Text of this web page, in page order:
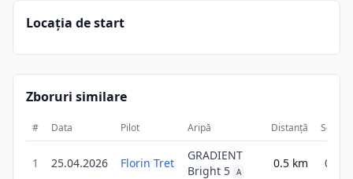
Locația de start
Zboruri similare
# Data Pilot Aripă Distanță Scor
1 25.04.2026 Florin Tret
GRADIENT
Bright 5 A
0.5 km 0.5